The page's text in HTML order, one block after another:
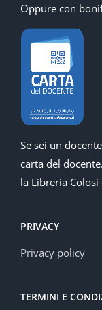
Oppure con
Se sei un
carta del
la Libreria Colosi
PRIVACY
Privacy policy
TERMINI E